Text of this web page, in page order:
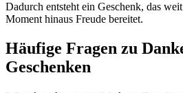
Dadurch entsteht ein Geschenk, das
Moment hinaus Freude bereitet.
Häufige Fragen zu
Geschenken